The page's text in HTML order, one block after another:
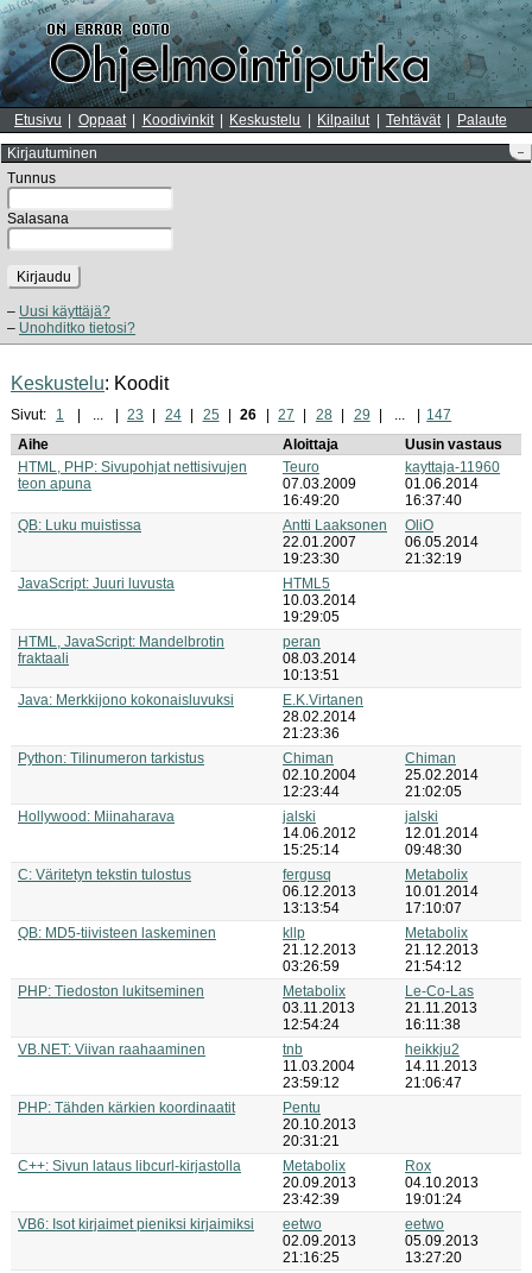
Etusivu Oppaat Koodivinkit Keskustelu Kilpailut Tehtävät Palaute
–
Kirjautuminen
Tunnus
Salasana
Kirjaudu
Uusi käyttäjä?
Unohditko tietosi?
Keskustelu: Koodit
Sivut: 1 ... 23 24 25 26 27 28 29 ...
147
Aihe
Aloittaja
Uusin vastaus
HTML, PHP: Sivupohjat nettisivujen
teon apuna
Teuro
07.03.2009
16:49:20
kayttaja-11960
01.06.2014
16:37:40
QB: Luku muistissa
Antti Laaksonen
22.01.2007
19:23:30
OliO
06.05.2014
21:32:19
JavaScript: Juuri luvusta
HTML5
10.03.2014
19:29:05
HTML, JavaScript: Mandelbrotin
fraktaali
peran
08.03.2014
10:13:51
Java: Merkkijono kokonaisluvuksi
E.K.Virtanen
28.02.2014
21:23:36
Python: Tilinumeron tarkistus
Chiman
02.10.2004
12:23:44
Chiman
25.02.2014
21:02:05
Hollywood: Miinaharava
jalski
14.06.2012
15:25:14
jalski
12.01.2014
09:48:30
C: Väritetyn tekstin tulostus
fergusq
06.12.2013
13:13:54
Metabolix
10.01.2014
17:10:07
QB: MD5-tiivisteen laskeminen
kllp
21.12.2013
03:26:59
Metabolix
21.12.2013
21:54:12
PHP: Tiedoston lukitseminen
Metabolix
03.11.2013
12:54:24
Le-Co-Las
21.11.2013
16:11:38
VB.NET: Viivan raahaaminen
tnb
11.03.2004
23:59:12
heikkju2
14.11.2013
21:06:47
PHP: Tähden kärkien koordinaatit
Pentu
20.10.2013
20:31:21
C++: Sivun lataus libcurl-kirjastolla
Metabolix
20.09.2013
23:42:39
Rox
04.10.2013
19:01:24
VB6: Isot kirjaimet pieniksi kirjaimiksi
eetwo
02.09.2013
21:16:25
eetwo
05.09.2013
13:27:20